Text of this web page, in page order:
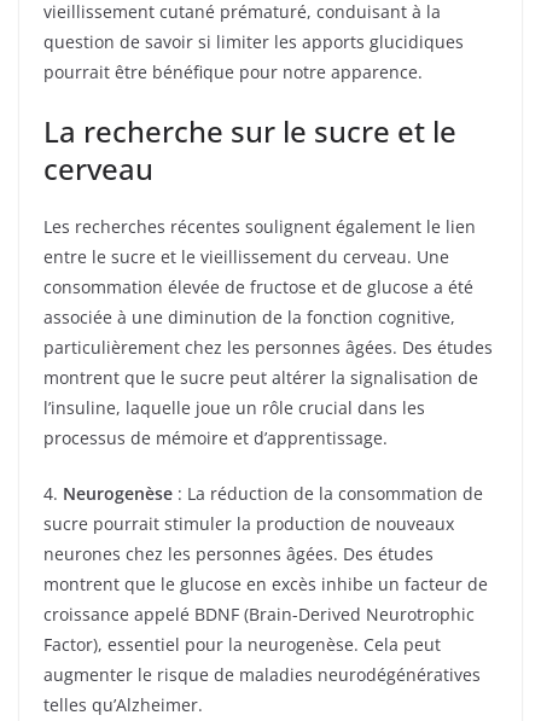
vieillissement cutané prématuré, conduisant à la
question de savoir si limiter les apports glucidiques
pourrait être bénéfique pour notre apparence.
La recherche sur le sucre et le
cerveau
Les recherches récentes soulignent également le lien
entre le sucre et le vieillissement du cerveau. Une
consommation élevée de fructose et de glucose a été
associée à une diminution de la fonction cognitive,
particulièrement chez les personnes âgées. Des études
montrent que le sucre peut altérer la signalisation de
l’insuline, laquelle joue un rôle crucial dans les
processus de mémoire et d’apprentissage.
4. Neurogenèse : La réduction de la consommation de
sucre pourrait stimuler la production de nouveaux
neurones chez les personnes âgées. Des études
montrent que le glucose en excès inhibe un facteur de
croissance appelé BDNF (Brain-Derived Neurotrophic
Factor), essentiel pour la neurogenèse. Cela peut
augmenter le risque de maladies neurodégénératives
telles qu’Alzheimer.